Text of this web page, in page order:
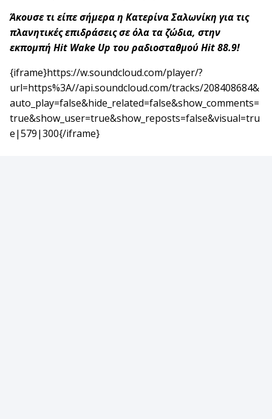
Άκουσε τι είπε σήμερα η Κατερίνα Σαλωνίκη για τις
πλανητικές επιδράσεις σε όλα τα ζώδια, στην
εκπομπή Hit Wake Up του ραδιοσταθμού Hit 88.9!
{iframe}https://w.soundcloud.com/player/?
url=https%3A//api.soundcloud.com/tracks/208408684&
auto_play=false&hide_related=false&show_comments=
true&show_user=true&show_reposts=false&visual=tru
e|579|300{/iframe}